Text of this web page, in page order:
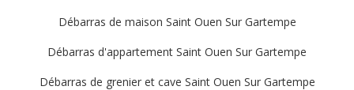
Débarras de maison Saint Ouen Sur Gartempe
Débarras d'appartement Saint Ouen Sur Gartempe
Débarras de grenier et cave Saint Ouen Sur Gartempe